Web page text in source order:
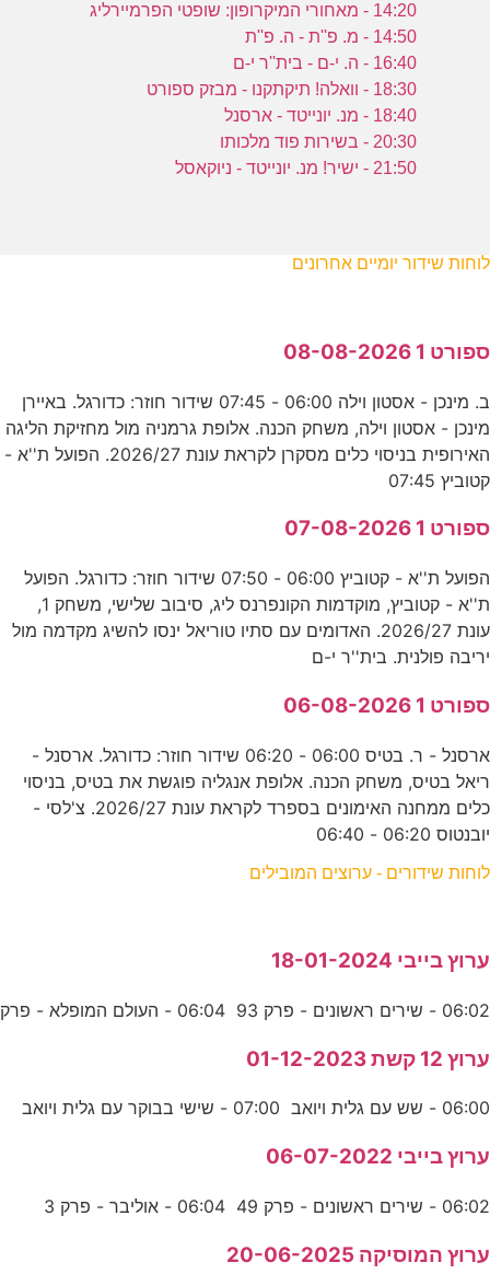
14:20 - מאחורי המיקרופון: שופטי הפרמיירליג
14:50 - מ. פ''ת - ה. פ''ת
16:40 - ה. י-ם - בית''ר י-ם
18:30 - וואלה! תיקתקנו - מבזק ספורט
18:40 - מנ. יונייטד - ארסנל
20:30 - בשירות פוד מלכותו
21:50 - ישיר! מנ. יונייטד - ניוקאסל
לוחות שידור יומיים אחרונים
ספורט 1 08-08-2026
ב. מינכן - אסטון וילה 06:00 - 07:45 שידור חוזר: כדורגל. באיירן
מינכן - אסטון וילה, משחק הכנה. אלופת גרמניה מול מחזיקת הליגה
האירופית בניסוי כלים מסקרן לקראת עונת 2026/27. הפועל ת''א -
קטוביץ 07:45
ספורט 1 07-08-2026
הפועל ת''א - קטוביץ 06:00 - 07:50 שידור חוזר: כדורגל. הפועל
ת''א - קטוביץ, מוקדמות הקונפרנס ליג, סיבוב שלישי, משחק 1,
עונת 2026/27. האדומים עם סתיו טוריאל ינסו להשיג מקדמה מול
יריבה פולנית. בית''ר י-ם
ספורט 1 06-08-2026
ארסנל - ר. בטיס 06:00 - 06:20 שידור חוזר: כדורגל. ארסנל -
ריאל בטיס, משחק הכנה. אלופת אנגליה פוגשת את בטיס, בניסוי
כלים ממחנה האימונים בספרד לקראת עונת 2026/27. צ'לסי -
יובנטוס 06:20 - 06:40
לוחות שידורים - ערוצים המובילים
ערוץ בייבי 18-01-2024
06:02 - שירים ראשונים - פרק 93 06:04 - העולם המופלא - פרק
ערוץ 12 קשת 01-12-2023
06:00 - שש עם גלית ויואב 07:00 - שישי בבוקר עם גלית ויואב
ערוץ בייבי 06-07-2022
06:02 - שירים ראשונים - פרק 49 06:04 - אוליבר - פרק 3
ערוץ המוסיקה 20-06-2025